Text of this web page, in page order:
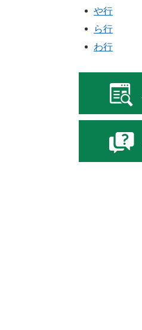
や行
ら行
わ行